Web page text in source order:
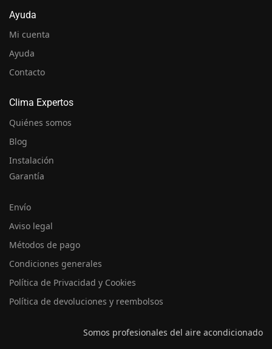
Ayuda
Mi cuenta
Ayuda
Contacto
Clima Expertos
Quiénes somos
Blog
Instalación
Garantía
Envío
Aviso legal
Métodos de pago
Condiciones generales
Política de Privacidad y Cookies
Política de devoluciones y reembolsos
Somos profesionales del aire acondicionado